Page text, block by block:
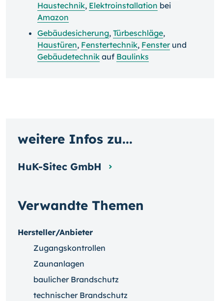
Haustechnik, Elektroinstallation bei
Amazon
Gebäudesicherung, Türbeschläge,
Haustüren, Fenstertechnik, Fensterund
Gebäudetechnik auf Baulinks
Verwandte Themen
Hersteller/Anbieter
Zugangskontrollen
Zaunanlagen
baulicher Brandschutz
technischer Brandschutz
weitere Infos zu...
HuK-Sitec GmbH